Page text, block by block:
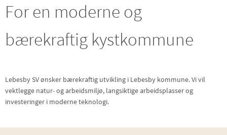
For en moderne og
bærekraftig kystkommune
Lebesby SV ønsker bærekraftig utvikling i Lebesby kommune. Vi vil
vektlegge natur- og arbeidsmiljø, langsiktige arbeidsplasser og
investeringer i moderne teknologi.